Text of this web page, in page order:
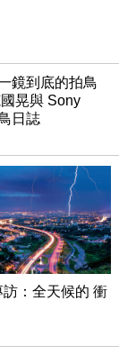
鏡到底的拍鳥
晃與 Sony
日誌
訪：全天候的 衝